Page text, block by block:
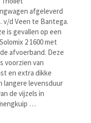
afgeleverd
v/d Veen te Bantega.
is gevallen op een
2 1600 met
afvoerband. Deze
voorzien van
en extra dikke
langere levensduur
de vijzels in
…